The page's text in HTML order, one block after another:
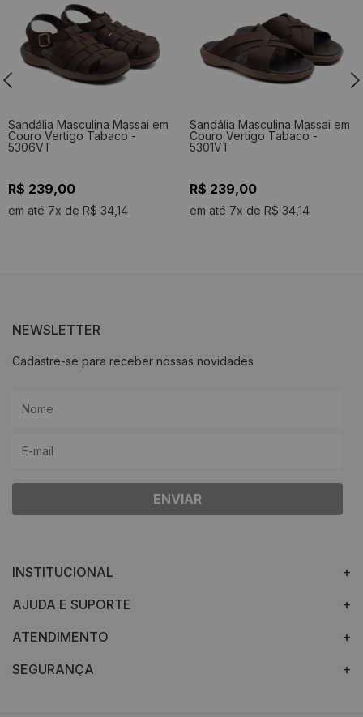
Sandália Masculina Massai em
Couro Vertigo Tabaco -
5306VT
R$ 239,00
em até 7x de R$ 34,14
Sandália Masculina Massai em
Couro Vertigo Tabaco -
5301VT
R$ 239,00
em até 7x de R$ 34,14
NEWSLETTER
Cadastre-se para receber nossas novidades
ENVIAR
INSTITUCIONAL
AJUDA E SUPORTE
ATENDIMENTO
SEGURANÇA